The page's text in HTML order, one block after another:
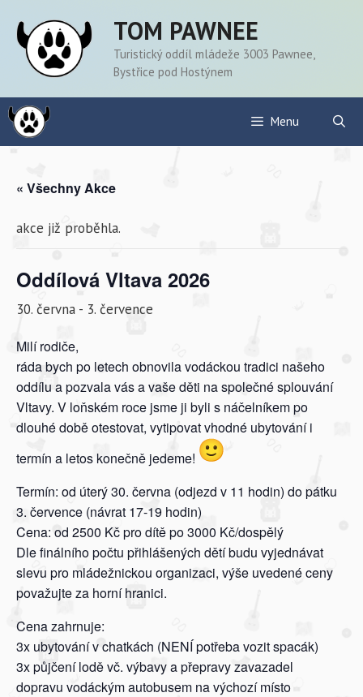
obsah
TOM PAWNEE
Turistický oddíl mládeže 3003 Pawnee,
Bystřice pod Hostýnem
Menu
« Všechny Akce
akce již proběhla.
Oddílová Vltava 2026
30. června - 3. července
Milí rodiče,
ráda bych po letech obnovila vodáckou tradici našeho
oddílu a pozvala vás a vaše děti na společné splouvání
Vltavy. V loňském roce jsme ji byli s náčelníkem po
dlouhé době otestovat, vytipovat vhodné ubytování i
termín a letos konečně jedeme!
Termín: od úterý 30. června (odjezd v 11 hodin) do pátku
3. července (návrat 17-19 hodin)
Cena: od 2500 Kč pro dítě po 3000 Kč/dospělý
Dle finálního počtu přihlášených dětí budu vyjednávat
slevu pro mládežnickou organizaci, výše uvedené ceny
považujte za horní hranici.
Cena zahrnuje:
3x ubytování v chatkách (NENÍ potřeba vozit spacák)
3x půjčení lodě vč. výbavy a přepravy zavazadel
dopravu vodáckým autobusem na výchozí místo